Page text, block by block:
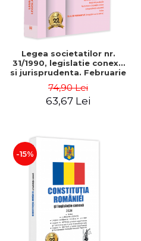
Legea societatilor nr.
31/1990, legislatie conexa
si jurisprudenta. Februarie
74,90 Lei
63,67 Lei
-15%